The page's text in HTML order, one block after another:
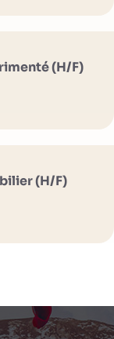
(H/F)
(H/F)